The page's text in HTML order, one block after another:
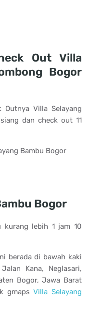
Out Villa
Bogor
Villa Selayang
dan check out 11
Bambu Bogor
Bogor
kurang lebih 1 jam 10
berada di bawah kaki
Kana, Neglasari,
Bogor, Jawa Barat
gmapsVilla Selayang